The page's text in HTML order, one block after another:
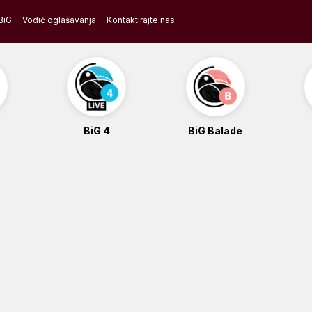
Vodič oglašavanja Kontaktirajte nas
BiG 4 BiG Balade